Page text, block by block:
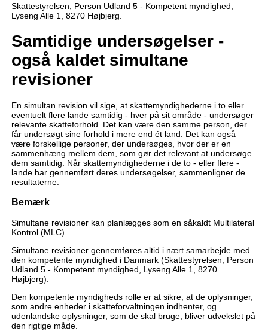
Skattestyrelsen, Person Udland 5 - Kompetent myndighed,
Lyseng Alle 1, 8270 Højbjerg.
Samtidige undersøgelser -
også kaldet simultane
revisioner
En simultan revision vil sige, at skattemyndighederne i to eller
eventuelt flere lande samtidig - hver på sit område - undersøger
relevante skatteforhold. Det kan være den samme person, der
får undersøgt sine forhold i mere end ét land. Det kan også
være forskellige personer, der undersøges, hvor der er en
sammenhæng mellem dem, som gør det relevant at undersøge
dem samtidig. Når skattemyndighederne i de to - eller flere -
lande har gennemført deres undersøgelser, sammenligner de
resultaterne.
Bemærk
Simultane revisioner kan planlægges som en såkaldt Multilateral
Kontrol (MLC).
Simultane revisioner gennemføres altid i nært samarbejde med
den kompetente myndighed i Danmark (Skattestyrelsen, Person
Udland 5 - Kompetent myndighed, Lyseng Alle 1, 8270
Højbjerg).
Den kompetente myndigheds rolle er at sikre, at de oplysninger,
som andre enheder i skatteforvaltningen indhenter, og
udenlandske oplysninger, som de skal bruge, bliver udvekslet på
den rigtige måde.